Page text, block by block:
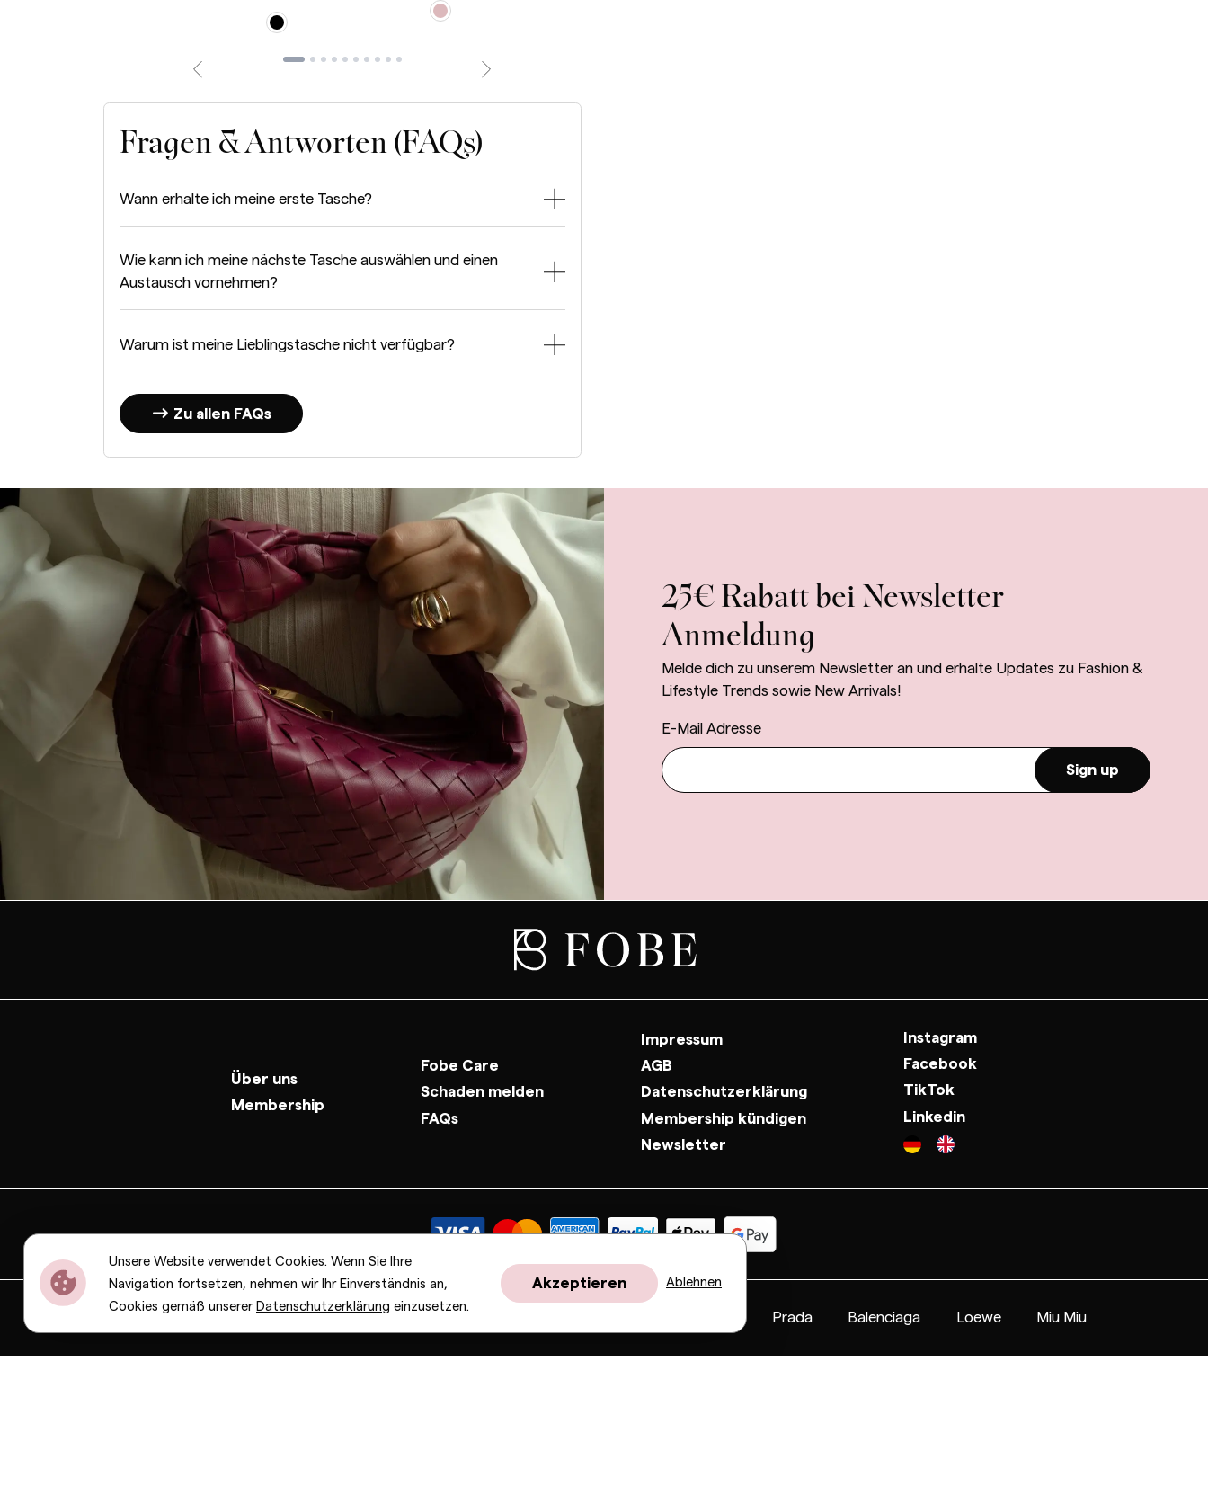
Fragen & Antworten (FAQs)
Wann erhalte ich meine erste Tasche?
Wie kann ich meine nächste Tasche auswählen und einen
Austausch vornehmen?
Warum ist meine Lieblingstasche nicht verfügbar?
Zu allen FAQs
25€ Rabatt bei Newsletter
Anmeldung
Melde dich zu unserem Newsletter an und erhalte Updates zu Fashion &
Lifestyle Trends sowie New Arrivals!
E-Mail Adresse
Sign up
Über uns
Membership
Fobe Care
Schaden melden
FAQs
Impressum
AGB
Datenschutzerklärung
Membership kündigen
Newsletter
Instagram
Facebook
TikTok
Linkedin
Bottega Veneta Celine Prada Balenciaga Loewe Miu Miu
Unsere Website verwendet Cookies. Wenn Sie Ihre
Navigation fortsetzen, nehmen wir Ihr Einverständnis an,
Cookies gemäß unserer Datenschutzerklärung einzusetzen.
Akzeptieren Ablehnen